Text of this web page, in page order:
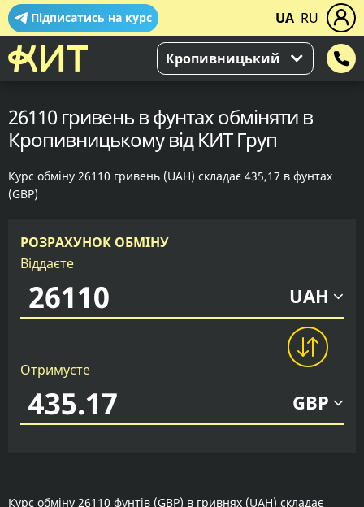
Підписатись на курс UA RU
Кропивницький
26110 гривень в фунтах обміняти в
Кропивницькому від КИТ Груп
Курс обміну 26110 гривень (UAH) складає 435,17 в фунтах
(GBP)
РОЗРАХУНОК ОБМІНУ
Віддаєте
UAH
Отримуєте
GBP
Курс обміну 26110 фунтів (GBP) в гривнях (UAH) складає